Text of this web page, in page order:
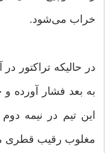
خراب می‌شود.
این تیم در نیمه
مغلوب رقیب قطری